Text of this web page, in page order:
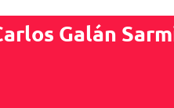
Galán